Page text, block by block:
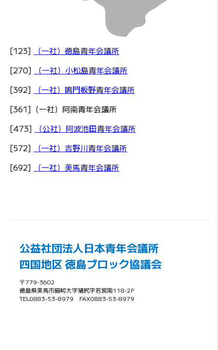
[123]
（一社）徳島青年会議所
[270]
（一社）小松島青年会議所
[392]
（一社）鳴門板野青年会議所
[361]（一社）阿南青年会議所
[473]
（公社）阿波池田青年会議所
[572]
（一社）吉野川青年会議所
[692]
（一社）美馬青年会議所
公益社団法人日本青年会議所
四国地区 徳島ブロック協議会
〒779-3602
徳島県美馬市脇町大字猪尻字若宮南118-2F
TEL0883-53-8979 FAX0883-53-8979